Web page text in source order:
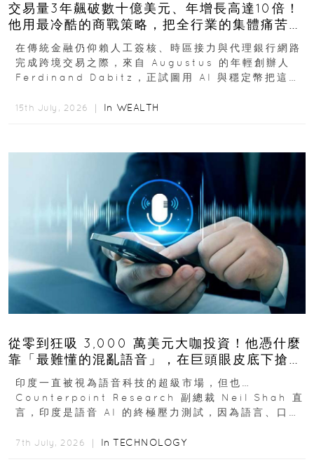
交易量3年飆破數十億美元、年增長高達10倍！
他用最冷酷的商戰策略，把全行業的集體痛苦榨
成百億金庫
在傳統金融仍仰賴人工簽核、時區接力與代理銀行網路
完成跨境交易之際，來自 Augustus 的年輕創辦人
Ferdinand Dabitz，正試圖用 AI 與穩定幣把這套
15th July, 2026 ｜ In WEALTH
從零到狂吸 3,000 萬美元大咖投資！他憑什麼
靠「最難懂的混亂語音」，在巨頭眼皮底下搶下
十億人市場？
印度一直被視為語音科技的超級市場，但也…
Counterpoint Research 副總裁 Neil Shah 直
言，印度是語音 AI 的終極壓力測試，因為語言、口音
7th July, 2026 ｜ In TECHNOLOGY